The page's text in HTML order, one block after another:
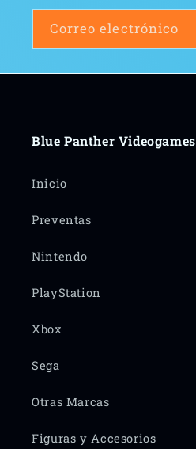
Correo electrónico
Blue Panther Videogames
Inicio
Preventas
Nintendo
PlayStation
Xbox
Sega
Otras Marcas
Figuras y Accesorios